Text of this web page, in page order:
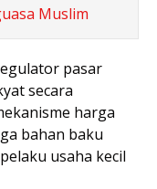
Muslim
pasar
secara
harga
bahan baku
usaha kecil